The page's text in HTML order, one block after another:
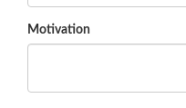
Motivation